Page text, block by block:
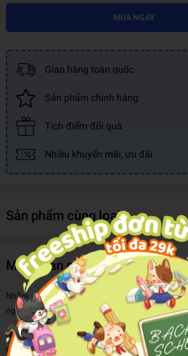
MUA NGAY
Giao hàng toàn quốc
Sản phẩm chính hãng
Tích điểm đổi quà
Nhiều khuyến mãi, ưu đãi
Sản phẩm cùng loại
Mô tả sản phẩm
Nhằm giúp các em học sinh lớp 9 có tài liệu
ngữ pháp, chúng tôi biên soạn
Ngữ pháp
Ngữ pháp tiếng Anh 9tổng hợp các điểm
dựa theo khung chương trình mới ngữ pháp